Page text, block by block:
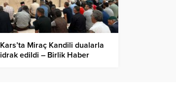
Kars’ta Miraç Kandili dualarla
idrak edildi – Birlik Haber